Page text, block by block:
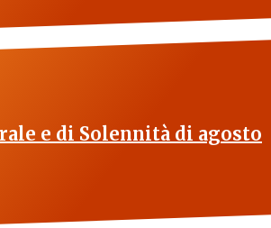
e di Solennità di agosto